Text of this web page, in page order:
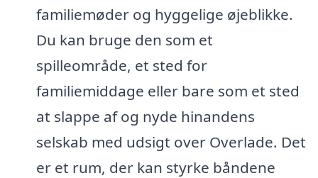
familiemøder og hyggelige øjeblikke.
Du kan bruge den som et
spilleområde, et sted for
familiemiddage eller bare som et sted
at slappe af og nyde hinandens
selskab med udsigt over Overlade. Det
er et rum, der kan styrke båndene